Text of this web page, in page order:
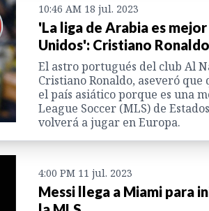
10:46 AM 18 jul. 2023
'La liga de Arabia es
Unidos': Cristiano
El astro portugués del club Al
Cristiano Ronaldo, aseveró
el país asiático porque es una
League Soccer (MLS) de
volverá a jugar en Europa.
4:00 PM 11 jul. 2023
Messi llega a Miami para